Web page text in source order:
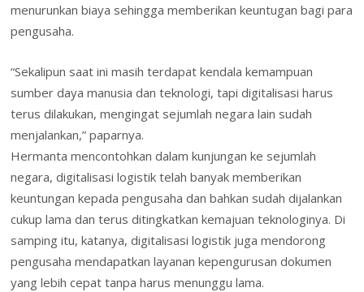
menurunkan biaya sehingga memberikan keuntugan bagi para
pengusaha.
“Sekalipun saat ini masih terdapat kendala kemampuan
sumber daya manusia dan teknologi, tapi digitalisasi harus
terus dilakukan, mengingat sejumlah negara lain sudah
menjalankan,” paparnya.
Hermanta mencontohkan dalam kunjungan ke sejumlah
negara, digitalisasi logistik telah banyak memberikan
keuntungan kepada pengusaha dan bahkan sudah dijalankan
cukup lama dan terus ditingkatkan kemajuan teknologinya. Di
samping itu, katanya, digitalisasi logistik juga mendorong
pengusaha mendapatkan layanan kepengurusan dokumen
yang lebih cepat tanpa harus menunggu lama.